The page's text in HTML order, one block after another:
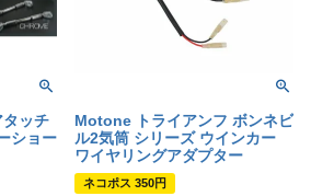
ッチ
ショー
Motone トライアンフ ボンネビ
ル2気筒 シリーズ ウインカー
ワイヤリングアダプター
ネコポス 350円